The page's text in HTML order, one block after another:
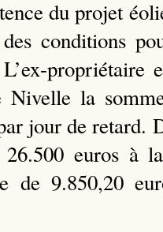
du projet
conditions
propriétaire
la
jour de retard.
26.500 euros à
de 9.850,20